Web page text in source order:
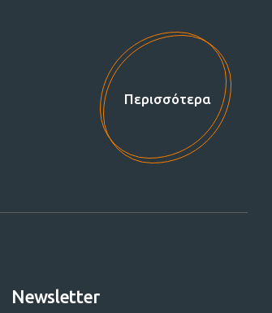
Περισσότερα
Newsletter